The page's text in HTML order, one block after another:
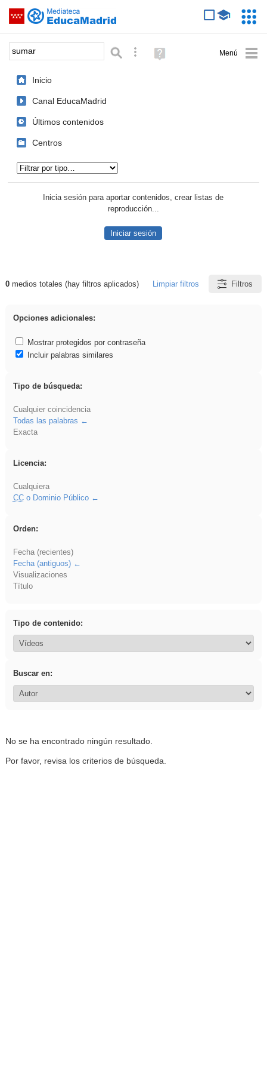
Saltar navegación
Palabra o frase: Búsqueda avanzada
Ayuda
(en
Inicio
Canal EducaMadrid
Últimos contenidos
Centros
Inicia sesión para aportar contenidos, crear listas de
reproducción...
Iniciar sesión
Resultados de: sumar
0medios totales (hay filtros aplicados) Limpiar filtros Filtros
Opciones adicionales:
Mostrar protegidos por contraseña
Incluir palabras similares
Tipo de búsqueda:
Cualquier coincidencia
Todas las palabras
Exacta
Licencia:
Cualquiera
CCo Dominio Público
Orden:
Fecha (recientes)
Fecha (antiguos)
Visualizaciones
Título
Tipo de contenido:
Buscar en:
No se ha encontrado ningún resultado.
Por favor, revisa los criterios de búsqueda.